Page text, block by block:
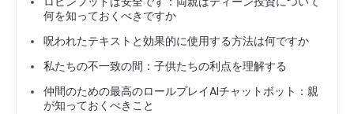
何を知っておくべきですか
呪われたテキストと効果的に使用する方法は何ですか
私たちの不一致の間：子供たちの利点を理解する
仲間のための最高のロールプレイAIチャットボット：親
が知っておくべきこと